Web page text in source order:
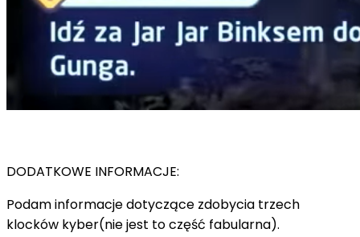
DODATKOWE INFORMACJE:
Podam informacje dotyczące zdobycia trzech
klocków kyber(nie jest to część fabularna).